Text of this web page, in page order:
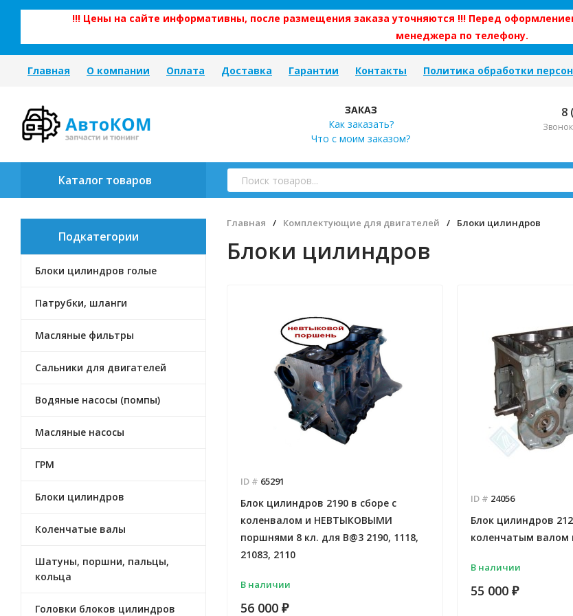
!!! Цены на сайте информативны, после размещения заказа уточняются !!! Перед
менеджера по телефону.
Главная О компании Оплата Доставка Гарантии Контакты Политика обработки
ЗАКАЗ
Как заказать?
Что с моим заказом?
8
Каталог товаров
Подкатегории
Блоки цилиндров голые
Патрубки, шланги
Масляные фильтры
Сальники для двигателей
Водяные насосы (помпы)
Масляные насосы
ГРМ
Блоки цилиндров
Коленчатые валы
Шатуны, поршни, пальцы,
кольца
Головки блоков цилиндров
Главная / Комплектующие для двигателей / Блоки цилиндров
Блоки цилиндров
ID # 65291
Блок цилиндров 2190 в сборе с
коленвалом и НЕВТЫКОВЫМИ
поршнями 8 кл. для B@3 2190, 1118,
21083, 2110
В наличии
56 000 ₽
ID # 24056
Блок цилиндров
коленчатым валом
В наличии
55 000 ₽